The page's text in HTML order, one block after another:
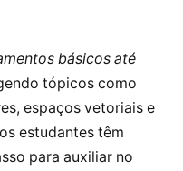
básicos até
tópicos como
espaços vetoriais e
estudantes têm
para auxiliar no